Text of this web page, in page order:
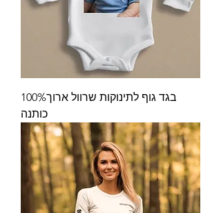
בגד גוף לתינוקות שרוול ארוך100%
כותנה